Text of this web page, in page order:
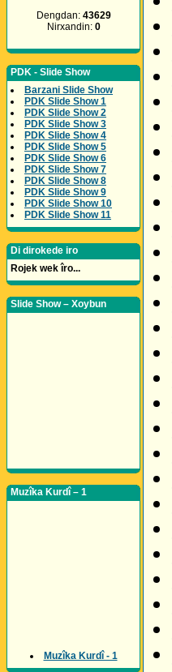
Dengdan: 43629
Nirxandin: 0
PDK - Slide Show
Barzani Slide Show
PDK Slide Show 1
PDK Slide Show 2
PDK Slide Show 3
PDK Slide Show 4
PDK Slide Show 5
PDK Slide Show 6
PDK Slide Show 7
PDK Slide Show 8
PDK Slide Show 9
PDK Slide Show 10
PDK Slide Show 11
Di dirokede iro
Rojek wek îro...
Slide Show – Xoybun
Muzîka Kurdî – 1
Muzîka Kurdî - 1